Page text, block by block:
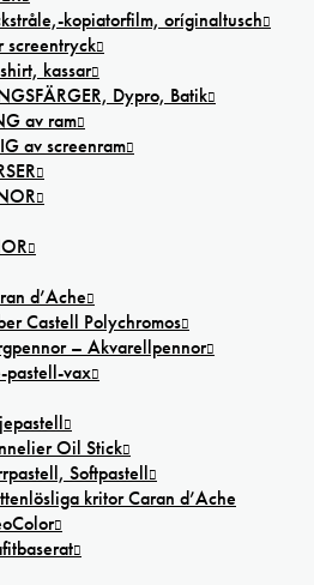
kopiatorfilm, oríginaltusch
screentryck
kassar
Dypro, Batik
av ram
av screenram
d’Ache
Castell Polychromos
– Akvarellpennor
pastell-vax
Oil Stick
Softpastell
kritor Caran d’Ache